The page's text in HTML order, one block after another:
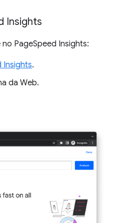
Insights
PageSpeed Insights:
Insights.
da Web.